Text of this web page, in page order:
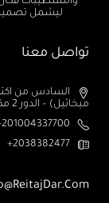
ليشمل تصميم
تواصل معنا
ميخائيل) – الدور 2 مكتب رتاج
201004337700+
2038382477+